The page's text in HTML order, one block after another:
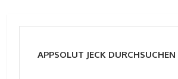
APPSOLUT JECK DURCHSUCHEN